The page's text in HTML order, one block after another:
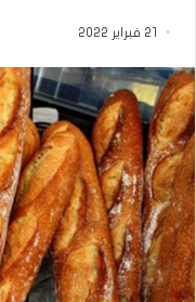
21 فبراير 2022